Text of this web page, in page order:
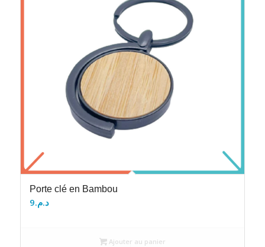
Porte clé en Bambou
د.م.9
Ajouter au panier